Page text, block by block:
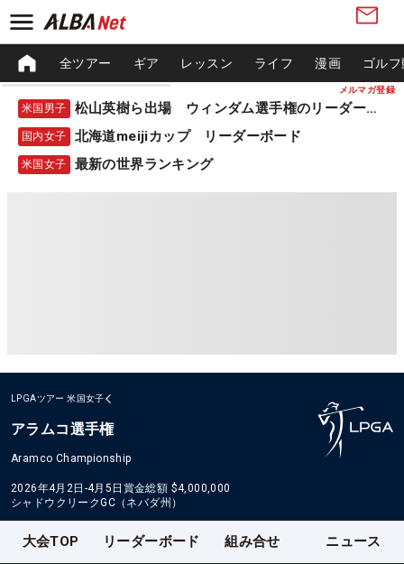
メルマガ登録
全ツアー ギア レッスン ライフ 漫画 ゴル
米国男子 松山英樹ら出場 ウィンダム選手権のリーダーボード
国内女子 北海道meijiカップ リーダーボード
米国女子 最新の世界ランキング
LPGAツアー 米国女子
アラムコ選手権
Aramco Championship
2026年4月2日-4月5日 賞金総額 $4,000,000
シャドウクリークGC（ネバダ州）
大会TOP リーダーボード 組み合せ ニュース